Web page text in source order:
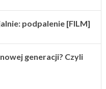
podpalenie [FILM]
generacji? Czyli